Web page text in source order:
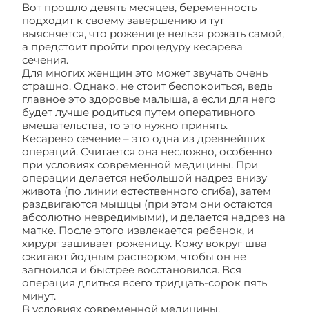
Вот прошло девять месяцев, беременность
подходит к своему завершению и тут
выясняется, что роженице нельзя рожать самой,
а предстоит пройти процедуру кесарева
сечения.
Для многих женщин это может звучать очень
страшно. Однако, не стоит беспокоиться, ведь
главное это здоровье малыша, а если для него
будет лучше родиться путем оперативного
вмешательства, то это нужно принять.
Кесарево сечение – это одна из древнейших
операций. Считается она несложно, особенно
при условиях современной медицины. При
операции делается небольшой надрез внизу
живота (по линии естественного сгиба), затем
раздвигаются мышцы (при этом они остаются
абсолютно невредимыми), и делается надрез на
матке. После этого извлекается ребенок, и
хирург зашивает роженицу. Кожу вокруг шва
сжигают йодным раствором, чтобы он не
загноился и быстрее восстановился. Вся
операция длиться всего тридцать-сорок пять
минут.
В условиях современной медицины,